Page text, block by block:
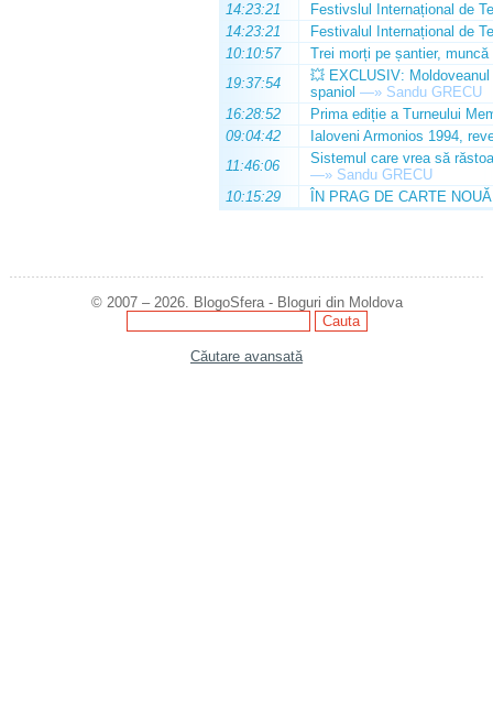
14:23:21
Festivslul Internațional de
14:23:21
Festivalul Internațional de
10:10:57
Trei morți pe șantier, muncă
19:37:54
💥 EXCLUSIV:
spaniol —» Sandu GRECU
16:28:52
Prima ediție a Turneului
09:04:42
Ialoveni Armonios 1994,
11:46:06
Sistemul care vrea să
—» Sandu GRECU
10:15:29
ÎN PRAG DE CARTE NOUĂ
© 2007 – 2026. BlogoSfera - Bloguri din Moldova
Căutare avansată